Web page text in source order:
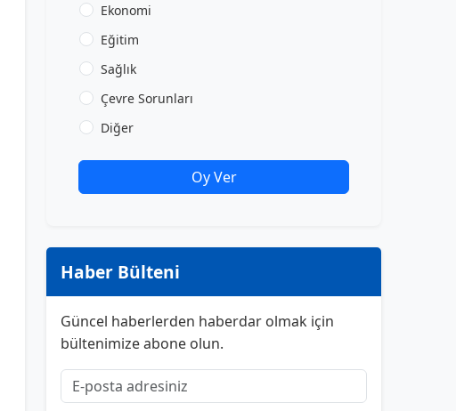
Ekonomi
Eğitim
Sağlık
Çevre Sorunları
Diğer
Oy Ver
Haber Bülteni
Güncel haberlerden haberdar olmak için
bültenimize abone olun.